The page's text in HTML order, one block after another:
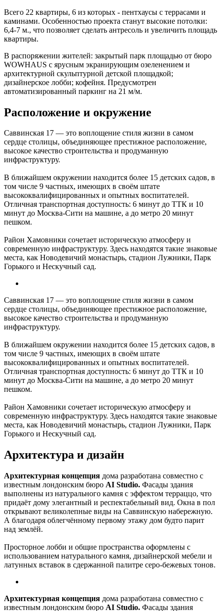
Всего 22 квартиры, 6 из которых - пентхаусы с террасами и
каминами. Особенностью проекта станут высокие потолки:
6,4-7 м., что позволяет сделать антресоль и увеличить площадь
квартиры.
В распоряжении жителей: закрытый парк площадью от бюро
WOWHAUS с ярусным экранирующим озеленением и
архитектурной скульптурной детской площадкой;
дизайнерское лобби; кофейня. Предусмотрен
автоматизированный паркинг на 21 м/м.
Расположение и окружение
Саввинская 17 — это воплощение стиля жизни в самом
сердце столицы, объединяющее престижное расположение,
высокое качество строительства и продуманную
инфраструктуру.
В ближайшем окружении находится более 15 детских садов, в
том числе 9 частных, имеющих в своём штате
высококвалифицированных и опытных воспитателей.
Отличная транспортная доступность: 6 минут до ТТК и 10
минут до Москва-Сити на машине, а до метро 20 минут
пешком.
Район Хамовники сочетает историческую атмосферу и
современную инфраструктуру. Здесь находятся такие знаковые
места, как Новодевичий монастырь, стадион Лужники, Парк
Горького и Нескучный сад.
Саввинская 17 — это воплощение стиля жизни в самом
сердце столицы, объединяющее престижное расположение,
высокое качество строительства и продуманную
инфраструктуру.
В ближайшем окружении находится более 15 детских садов, в
том числе 9 частных, имеющих в своём штате
высококвалифицированных и опытных воспитателей.
Отличная транспортная доступность: 6 минут до ТТК и 10
минут до Москва-Сити на машине, а до метро 20 минут
пешком.
Район Хамовники сочетает историческую атмосферу и
современную инфраструктуру. Здесь находятся такие знаковые
места, как Новодевичий монастырь, стадион Лужники, Парк
Горького и Нескучный сад.
Архитектура и дизайн
Архитектурная концепция дома разработана совместно с
известным лондонским бюро AI Studio. Фасады здания
выполнены из натурального камня с эффектом терраццо, что
придаёт дому элегантный и респектабельный вид. Окна в пол
открывают великолепные виды на Саввинскую набережную.
А благодаря облегчённому первому этажу дом будто парит
над землёй.
Просторное лобби и общие пространства оформлены с
использованием натурального камня, дизайнерской мебели и
латунных вставок в сдержанной палитре серо-бежевых тонов.
Архитектурная концепция дома разработана совместно с
известным лондонским бюро AI Studio. Фасады здания